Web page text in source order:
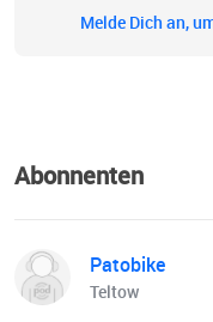
Melde Dich an,
Abonnenten
Patobike
Teltow